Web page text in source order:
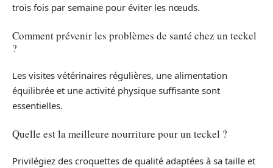
trois fois par semaine pour éviter les nœuds.
Comment prévenir les problèmes de santé chez un teckel
?
Les visites vétérinaires régulières, une alimentation
équilibrée et une activité physique suffisante sont
essentielles.
Quelle est la meilleure nourriture pour un teckel ?
Privilégiez des croquettes de qualité adaptées à sa taille et